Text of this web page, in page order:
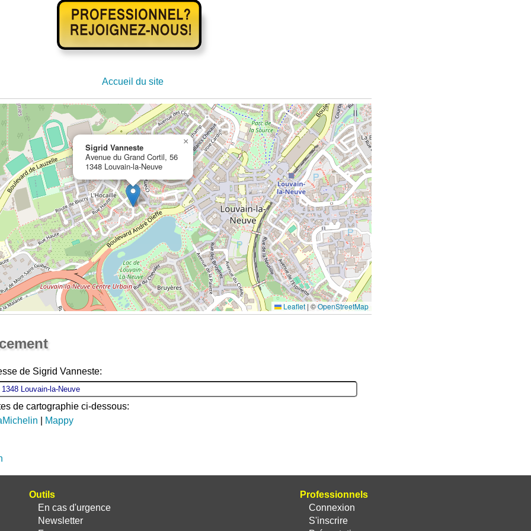
Accueil du site
Sigrid Vanneste
Avenue du Grand Cortil, 56
1348 Louvain-la-Neuve
×
Leaflet | ©OpenStreetMap
de Sigrid Vanneste:
de cartographie ci-dessous:
Mappy
Professionnels
Connexion
S'inscrire
Outils
En cas d'urgence
Newsletter